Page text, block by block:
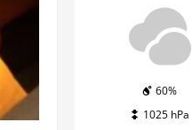
60%
1025 hPa